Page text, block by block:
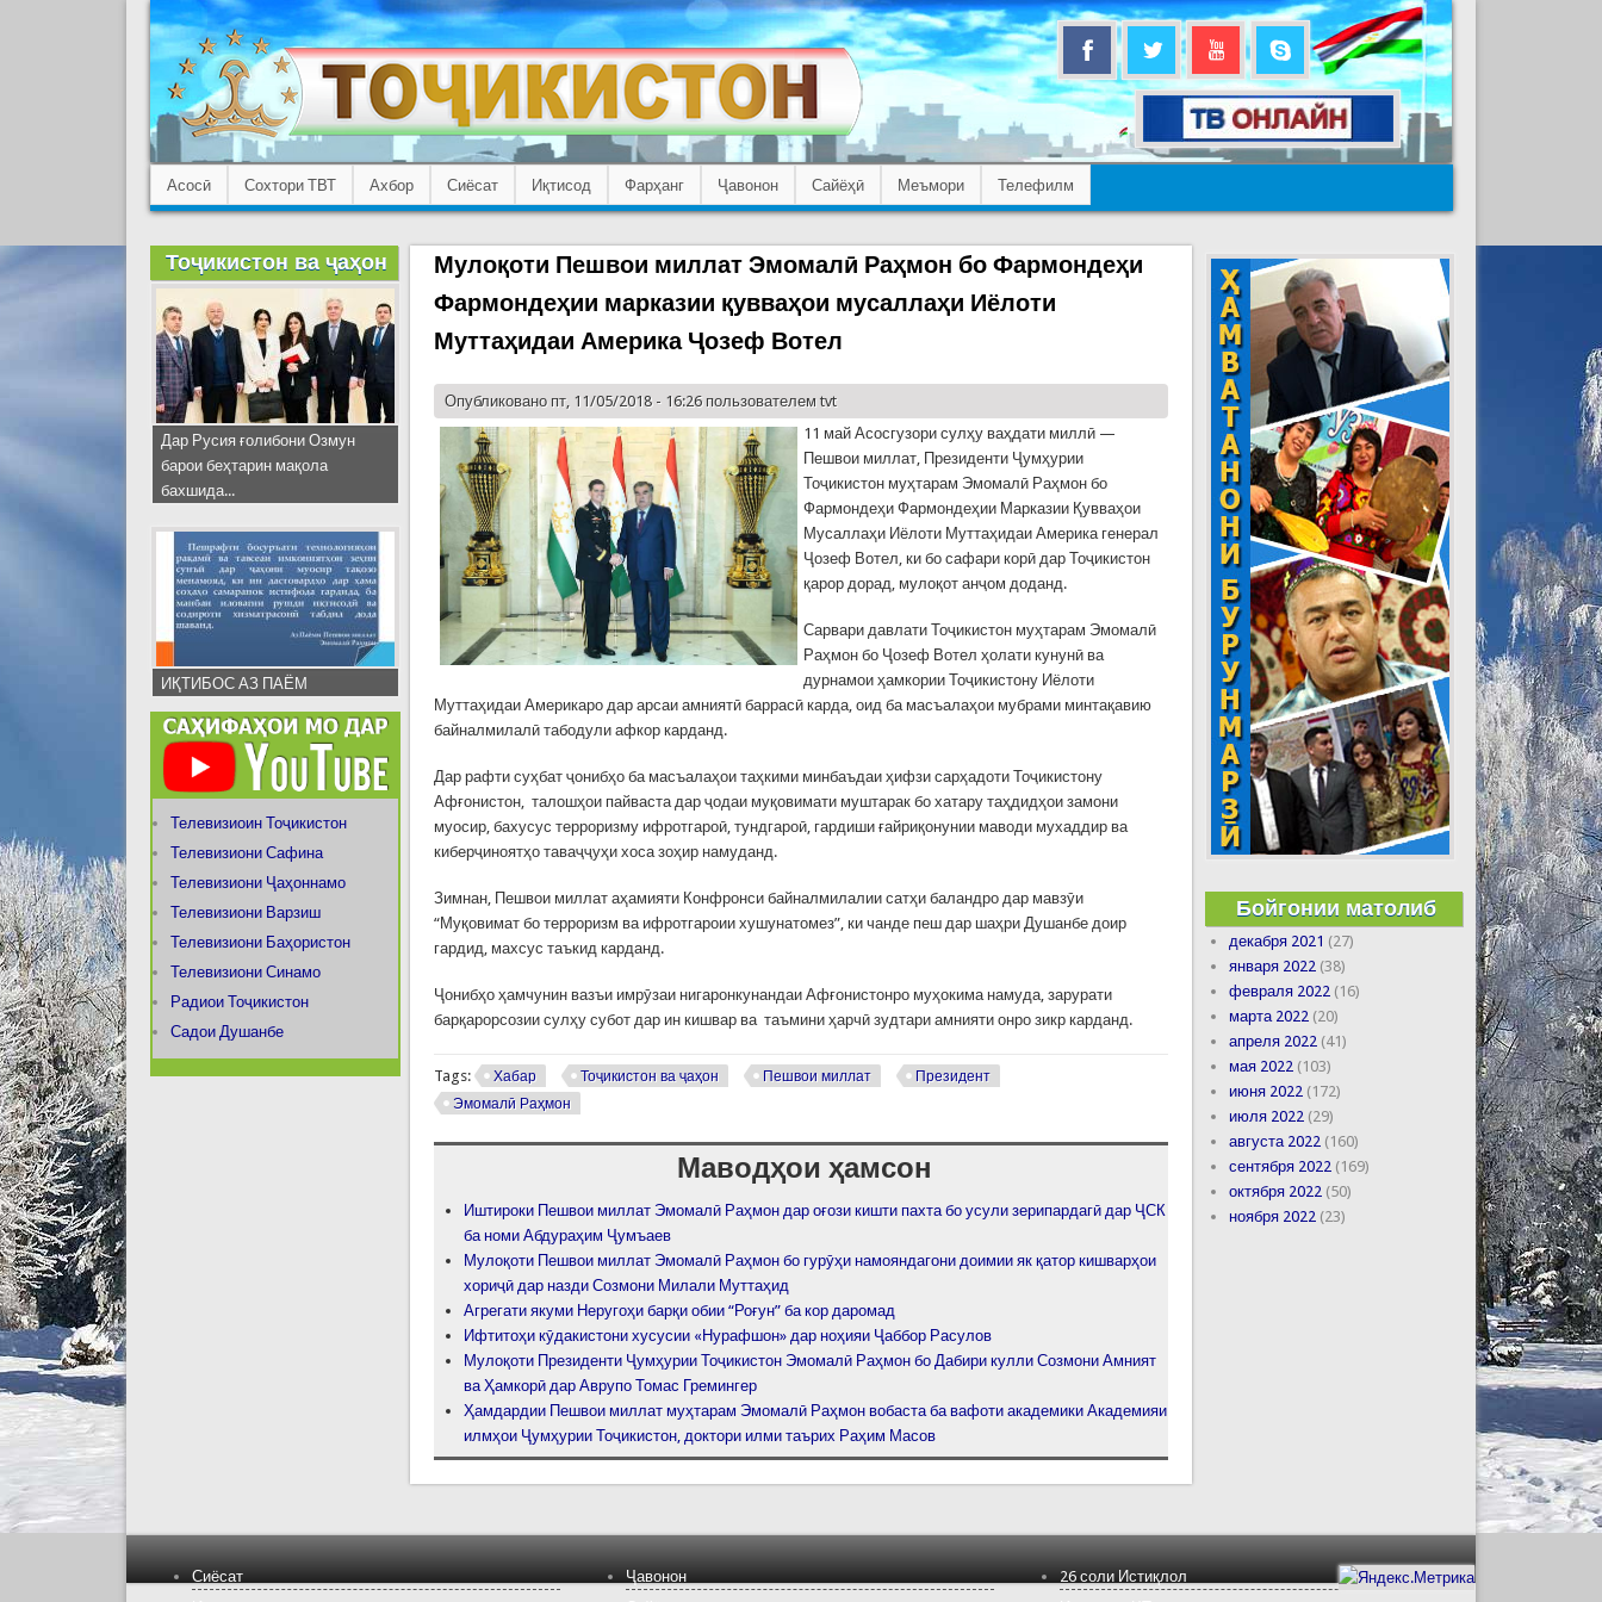
Асосӣ Сохтори ТВТ Ахбор Сиёсат Иқтисод Фарҳанг Ҷавонон Сайёҳӣ Меъмори Телефилм
Мулоқоти Пешвои миллат Эмомалӣ Раҳмон бо Фармондеҳи
Фармондеҳии марказии қувваҳои мусаллаҳи Иёлоти
Муттаҳидаи Америка Ҷозеф Вотел
Опубликовано пт, 11/05/2018 - 16:26 пользователемtvt
11 май Асосгузори сулҳу ваҳдати миллӣ —
Пешвои миллат, Президенти Ҷумҳурии
Тоҷикистон муҳтарам Эмомалӣ Раҳмон бо
Фармондеҳи Фармондеҳии Марказии Қувваҳои
Мусаллаҳи Иёлоти Муттаҳидаи Америка генерал
Ҷозеф Вотел, ки бо сафари корӣ дар Тоҷикистон
қарор дорад, мулоқот анҷом доданд.
Сарвари давлати Тоҷикистон муҳтарам Эмомалӣ
Раҳмон бо Ҷозеф Вотел ҳолати кунунӣ ва
дурнамои ҳамкории Тоҷикистону Иёлоти
Муттаҳидаи Америкаро дар арсаи амниятӣ баррасӣ карда, оид ба масъалаҳои мубрами минтақавию
байналмилалӣ табодули афкор карданд.
Дар рафти суҳбат ҷонибҳо ба масъалаҳои таҳкими минбаъдаи ҳифзи сарҳадоти Тоҷикистону
Афғонистон, талошҳои пайваста дар ҷодаи муқовимати муштарак бо хатару таҳдидҳои замони
муосир, бахусус терроризму ифротгароӣ, тундгароӣ, гардиши ғайриқонунии маводи мухаддир ва
киберҷиноятҳо таваҷҷуҳи хоса зоҳир намуданд.
Зимнан, Пешвои миллат аҳамияти Конфронси байналмилалии сатҳи баландро дар мавзӯи
“Муқовимат бо терроризм ва ифротгароии хушунатомез”, ки чанде пеш дар шаҳри Душанбе доир
гардид, махсус таъкид карданд.
Ҷонибҳо ҳамчунин вазъи имрӯзаи нигаронкунандаи Афғонистонро муҳокима намуда, зарурати
барқарорсозии сулҳу субот дар ин кишвар ва таъмини ҳарчӣ зудтари амнияти онро зикр карданд.
Tags: Хабар Тоҷикистон ва ҷаҳон Пешвои миллат
Президент
Эмомалӣ Раҳмон
Маводҳои ҳамсон
Иштироки Пешвои миллат Эмомалӣ Раҳмон дар оғози кишти пахта бо усули зерипардагӣ дар ҶСК
ба номи Абдураҳим Ҷумъаев
Мулоқоти Пешвои миллат Эмомалӣ Раҳмон бо гурӯҳи намояндагони доимии як қатор кишварҳои
хориҷӣ дар назди Созмони Милали Муттаҳид
Агрегати якуми Неругоҳи барқи обии “Роғун” ба кор даромад
Ифтитоҳи кӯдакистони хусусии «Нурафшон» дар ноҳияи Ҷаббор Расулов
Мулоқоти Президенти Ҷумҳурии Тоҷикистон Эмомалӣ Раҳмон бо Дабири кулли Созмони Амният
ва Ҳамкорӣ дар Аврупо Томас Гремингер
Ҳамдардии Пешвои миллат муҳтарам Эмомалӣ Раҳмон вобаста ба вафоти академики Академияи
илмҳои Ҷумҳурии Тоҷикистон, доктори илми таърих Раҳим Масов
Тоҷикистон ва ҷаҳон
Дар Русия ғолибони Озмун
барои беҳтарин мақола
бахшида...
ИҚТИБОС АЗ ПАЁМ
Телевизиоин Тоҷикистон
Телевизиони Сафина
Телевизиони Ҷаҳоннамо
Телевизиони Варзиш
Телевизиони Баҳористон
Телевизиони Синамо
Радиои Тоҷикистон
Садои Душанбе
Бойгонии матолиб
декабря 2021 (27)
января 2022 (38)
февраля 2022 (16)
марта 2022 (20)
апреля 2022 (41)
мая 2022 (103)
июня 2022 (172)
июля 2022 (29)
августа 2022 (160)
сентября 2022 (169)
октября 2022 (50)
ноября 2022 (23)
Сиёсат
Ҷавонон
26 соли Истиқлол